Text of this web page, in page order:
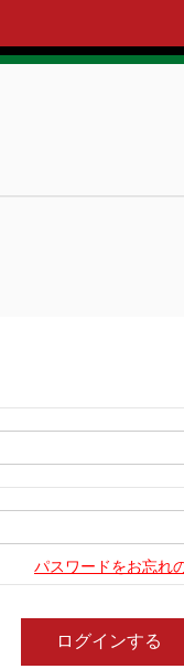
パスワードをお忘れ